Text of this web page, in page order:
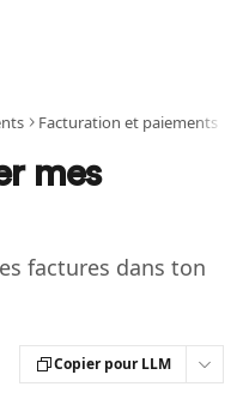
Facturation et paiements
mes
factures dans ton
Copier pour LLM